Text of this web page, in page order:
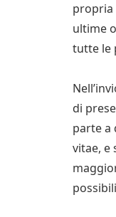
propria
ultime
tutte le
di
parte a
vitae, e